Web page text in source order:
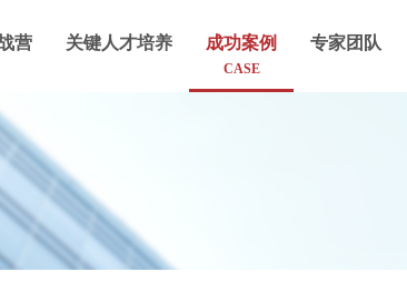
营 关键人才培养 成功案例
CASE
专家团队